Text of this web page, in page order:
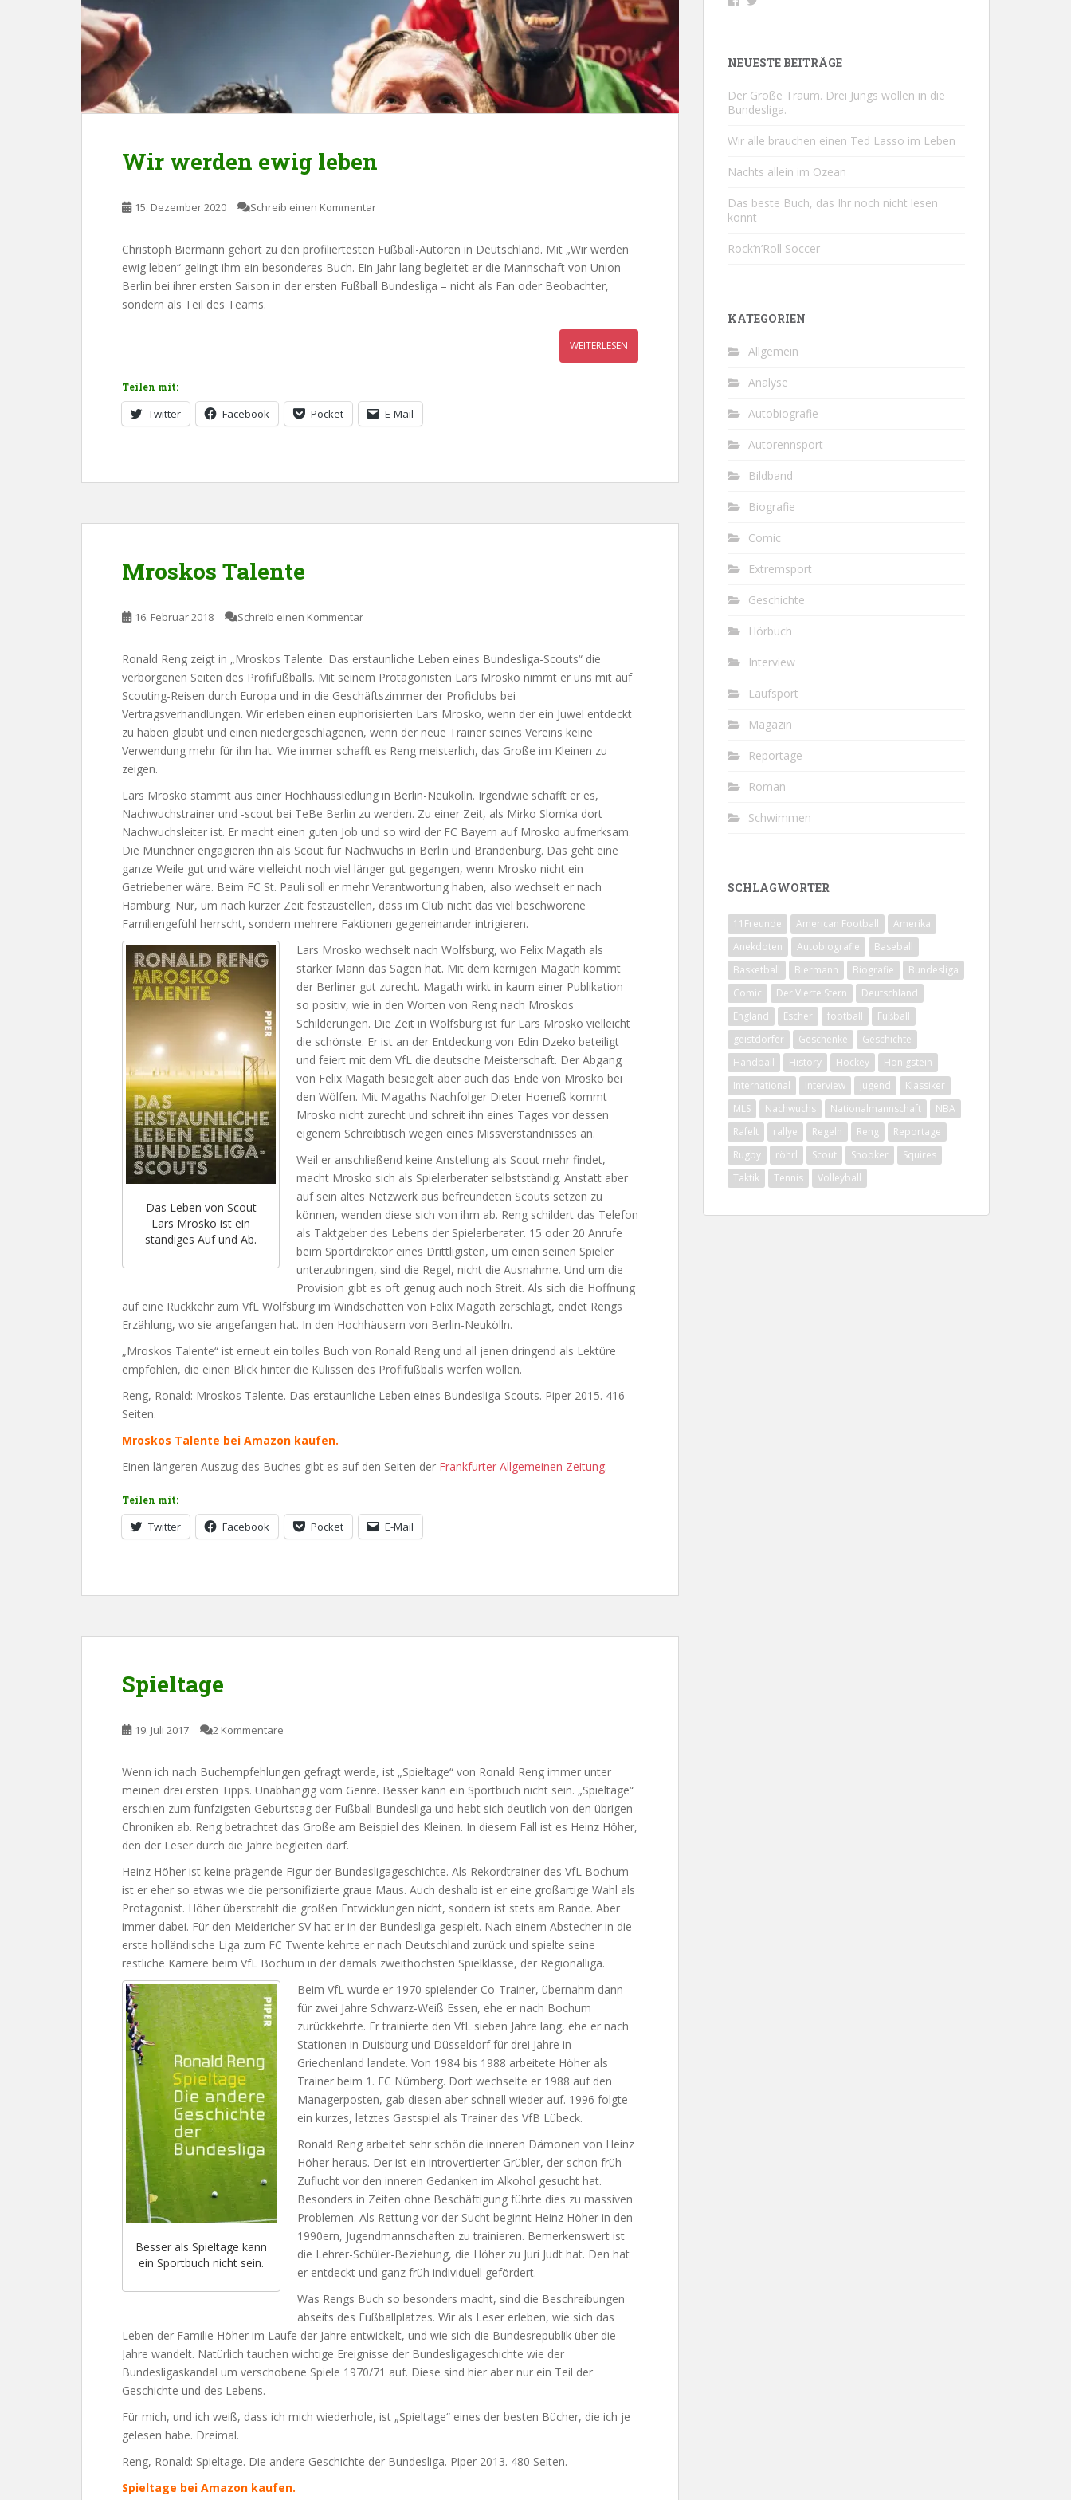
Wir werden ewig leben
15. Dezember 2020 Schreib einen Kommentar
Christoph Biermann gehört zu den profiliertesten Fußball-Autoren in Deutschland. Mit „Wir werden
ewig leben“ gelingt ihm ein besonderes Buch. Ein Jahr lang begleitet er die Mannschaft von Union
Berlin bei ihrer ersten Saison in der ersten Fußball Bundesliga – nicht als Fan oder Beobachter,
sondern als Teil des Teams.
WEITERLESEN
Teilen mit:
Twitter Facebook Pocket E-Mail
Mroskos Talente
16. Februar 2018 Schreib einen Kommentar
Ronald Reng zeigt in „Mroskos Talente. Das erstaunliche Leben eines Bundesliga-Scouts“ die
verborgenen Seiten des Profifußballs. Mit seinem Protagonisten Lars Mrosko nimmt er uns mit auf
Scouting-Reisen durch Europa und in die Geschäftszimmer der Proficlubs bei
Vertragsverhandlungen. Wir erleben einen euphorisierten Lars Mrosko, wenn der ein Juwel entdeckt
zu haben glaubt und einen niedergeschlagenen, wenn der neue Trainer seines Vereins keine
Verwendung mehr für ihn hat. Wie immer schafft es Reng meisterlich, das Große im Kleinen zu
zeigen.
Lars Mrosko stammt aus einer Hochhaussiedlung in Berlin-Neukölln. Irgendwie schafft er es,
Nachwuchstrainer und -scout bei TeBe Berlin zu werden. Zu einer Zeit, als Mirko Slomka dort
Nachwuchsleiter ist. Er macht einen guten Job und so wird der FC Bayern auf Mrosko aufmerksam.
Die Münchner engagieren ihn als Scout für Nachwuchs in Berlin und Brandenburg. Das geht eine
ganze Weile gut und wäre vielleicht noch viel länger gut gegangen, wenn Mrosko nicht ein
Getriebener wäre. Beim FC St. Pauli soll er mehr Verantwortung haben, also wechselt er nach
Hamburg. Nur, um nach kurzer Zeit festzustellen, dass im Club nicht das viel beschworene
Familiengefühl herrscht, sondern mehrere Faktionen gegeneinander intrigieren.
Das Leben von Scout
Lars Mrosko ist ein
ständiges Auf und Ab.
Lars Mrosko wechselt nach Wolfsburg, wo Felix Magath als
starker Mann das Sagen hat. Mit dem kernigen Magath kommt
der Berliner gut zurecht. Magath wirkt in kaum einer Publikation
so positiv, wie in den Worten von Reng nach Mroskos
Schilderungen. Die Zeit in Wolfsburg ist für Lars Mrosko vielleicht
die schönste. Er ist an der Entdeckung von Edin Dzeko beteiligt
und feiert mit dem VfL die deutsche Meisterschaft. Der Abgang
von Felix Magath besiegelt aber auch das Ende von Mrosko bei
den Wölfen. Mit Magaths Nachfolger Dieter Hoeneß kommt
Mrosko nicht zurecht und schreit ihn eines Tages vor dessen
eigenem Schreibtisch wegen eines Missverständnisses an.
Weil er anschließend keine Anstellung als Scout mehr findet,
macht Mrosko sich als Spielerberater selbstständig. Anstatt aber
auf sein altes Netzwerk aus befreundeten Scouts setzen zu
können, wenden diese sich von ihm ab. Reng schildert das Telefon
als Taktgeber des Lebens der Spielerberater. 15 oder 20 Anrufe
beim Sportdirektor eines Drittligisten, um einen seinen Spieler
unterzubringen, sind die Regel, nicht die Ausnahme. Und um die
Provision gibt es oft genug auch noch Streit. Als sich die Hoffnung
auf eine Rückkehr zum VfL Wolfsburg im Windschatten von Felix Magath zerschlägt, endet Rengs
Erzählung, wo sie angefangen hat. In den Hochhäusern von Berlin-Neukölln.
„Mroskos Talente“ ist erneut ein tolles Buch von Ronald Reng und all jenen dringend als Lektüre
empfohlen, die einen Blick hinter die Kulissen des Profifußballs werfen wollen.
Reng, Ronald: Mroskos Talente. Das erstaunliche Leben eines Bundesliga-Scouts. Piper 2015. 416
Seiten.
Mroskos Talente bei Amazon kaufen.
Einen längeren Auszug des Buches gibt es auf den Seiten der Frankfurter Allgemeinen Zeitung.
Teilen mit:
Twitter Facebook Pocket E-Mail
Spieltage
19. Juli 2017 2 Kommentare
Wenn ich nach Buchempfehlungen gefragt werde, ist „Spieltage“ von Ronald Reng immer unter
meinen drei ersten Tipps. Unabhängig vom Genre. Besser kann ein Sportbuch nicht sein. „Spieltage“
erschien zum fünfzigsten Geburtstag der Fußball Bundesliga und hebt sich deutlich von den übrigen
Chroniken ab. Reng betrachtet das Große am Beispiel des Kleinen. In diesem Fall ist es Heinz Höher,
den der Leser durch die Jahre begleiten darf.
Heinz Höher ist keine prägende Figur der Bundesligageschichte. Als Rekordtrainer des VfL Bochum
ist er eher so etwas wie die personifizierte graue Maus. Auch deshalb ist er eine großartige Wahl als
Protagonist. Höher überstrahlt die großen Entwicklungen nicht, sondern ist stets am Rande. Aber
immer dabei. Für den Meidericher SV hat er in der Bundesliga gespielt. Nach einem Abstecher in die
erste holländische Liga zum FC Twente kehrte er nach Deutschland zurück und spielte seine
restliche Karriere beim VfL Bochum in der damals zweithöchsten Spielklasse, der Regionalliga.
Besser als Spieltage kann
ein Sportbuch nicht sein.
Beim VfL wurde er 1970 spielender Co-Trainer, übernahm dann
für zwei Jahre Schwarz-Weiß Essen, ehe er nach Bochum
zurückkehrte. Er trainierte den VfL sieben Jahre lang, ehe er nach
Stationen in Duisburg und Düsseldorf für drei Jahre in
Griechenland landete. Von 1984 bis 1988 arbeitete Höher als
Trainer beim 1. FC Nürnberg. Dort wechselte er 1988 auf den
Managerposten, gab diesen aber schnell wieder auf. 1996 folgte
ein kurzes, letztes Gastspiel als Trainer des VfB Lübeck.
Ronald Reng arbeitet sehr schön die inneren Dämonen von Heinz
Höher heraus. Der ist ein introvertierter Grübler, der schon früh
Zuflucht vor den inneren Gedanken im Alkohol gesucht hat.
Besonders in Zeiten ohne Beschäftigung führte dies zu massiven
Problemen. Als Rettung vor der Sucht beginnt Heinz Höher in den
1990ern, Jugendmannschaften zu trainieren. Bemerkenswert ist
die Lehrer-Schüler-Beziehung, die Höher zu Juri Judt hat. Den hat
er entdeckt und ganz früh individuell gefördert.
Was Rengs Buch so besonders macht, sind die Beschreibungen
abseits des Fußballplatzes. Wir als Leser erleben, wie sich das
Leben der Familie Höher im Laufe der Jahre entwickelt, und wie sich die Bundesrepublik über die
Jahre wandelt. Natürlich tauchen wichtige Ereignisse der Bundesligageschichte wie der
Bundesligaskandal um verschobene Spiele 1970/71 auf. Diese sind hier aber nur ein Teil der
Geschichte und des Lebens.
Für mich, und ich weiß, dass ich mich wiederhole, ist „Spieltage“ eines der besten Bücher, die ich je
gelesen habe. Dreimal.
Reng, Ronald: Spieltage. Die andere Geschichte der Bundesliga. Piper 2013. 480 Seiten.
Spieltage bei Amazon kaufen.
anzeigen
anzeigen
NEUESTE BEITRÄGE
Der Große Traum. Drei Jungs wollen in die
Bundesliga.
Wir alle brauchen einen Ted Lasso im Leben
Nachts allein im Ozean
Das beste Buch, das Ihr noch nicht lesen
könnt
Rock‘n’Roll Soccer
KATEGORIEN
Allgemein
Analyse
Autobiografie
Autorennsport
Bildband
Biografie
Comic
Extremsport
Geschichte
Hörbuch
Interview
Laufsport
Magazin
Reportage
Roman
Schwimmen
SCHLAGWÖRTER
11Freunde American Football
Amerika
Anekdoten
Autobiografie
Baseball
Basketball
Biermann Biografie
Bundesliga
Comic
Der Vierte Stern
Deutschland
England
Escher football
Fußball
geistdörfer
Geschenke
Geschichte
Handball
History Hockey
Honigstein
International
Interview Jugend
Klassiker
MLS
Nachwuchs Nationalmannschaft
NBA
Rafelt
rallye Regeln Reng
Reportage
Rugby
röhrl Scout Snooker
Squires
Taktik
Tennis Volleyball